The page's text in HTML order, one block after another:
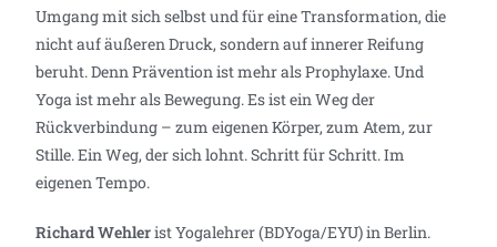
Umgang mit sich selbst und für eine Transformation, die
nicht auf äußeren Druck, sondern auf innerer Reifung
beruht. Denn Prävention ist mehr als Prophylaxe. Und
Yoga ist mehr als Bewegung. Es ist ein Weg der
Rückverbindung – zum eigenen Körper, zum Atem, zur
Stille. Ein Weg, der sich lohnt. Schritt für Schritt. Im
eigenen Tempo.
Richard Wehlerist Yogalehrer (BDYoga/EYU) in Berlin.